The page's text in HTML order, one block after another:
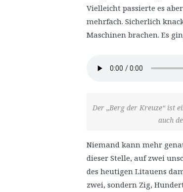
Vielleicht passierte es
mehrfach. Sicherlich
Maschinen brachen. Es
Der „Berg der Kreuze“ ist
auch
Niemand kann mehr
dieser Stelle, auf zwei
des heutigen Litauens
zwei, sondern Zig,